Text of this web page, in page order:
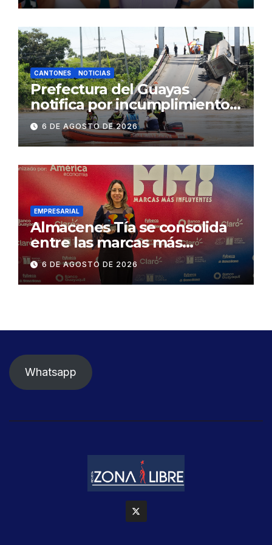
2.500 jóvenes
CANTONES NOTICIAS
Prefectura del Guayas
notifica por incumplimiento
contractual a la
Concesionaria CONORTE y
exige celeridad en
desmontaje del puente
Gonzalo Icaza Cornejo, en
Daule
6 DE AGOSTO DE 2026
EMPRESARIAL
Almacenes Tía se consolida
entre las marcas más
influyentes del Ecuador
6 DE AGOSTO DE 2026
Whatsapp